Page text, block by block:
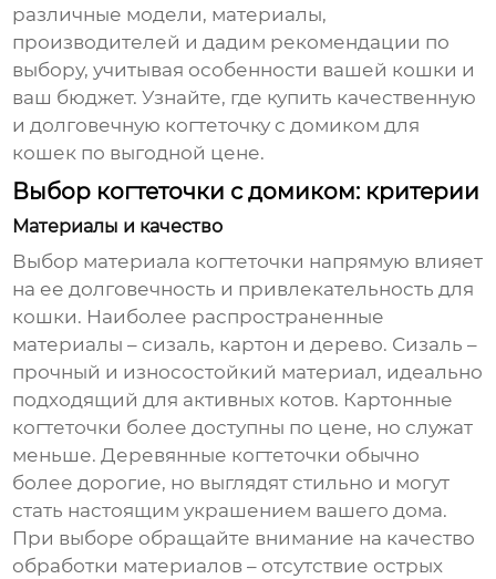
различные модели, материалы,
производителей и дадим рекомендации по
выбору, учитывая особенности вашей кошки и
ваш бюджет. Узнайте, где купить качественную
и долговечную когтеточку с домиком для
кошек по выгодной цене.
Выбор когтеточки с домиком: критерии
Материалы и качество
Выбор материала когтеточки напрямую влияет
на ее долговечность и привлекательность для
кошки. Наиболее распространенные
материалы – сизаль, картон и дерево. Сизаль –
прочный и износостойкий материал, идеально
подходящий для активных котов. Картонные
когтеточки более доступны по цене, но служат
меньше. Деревянные когтеточки обычно
более дорогие, но выглядят стильно и могут
стать настоящим украшением вашего дома.
При выборе обращайте внимание на качество
обработки материалов – отсутствие острых